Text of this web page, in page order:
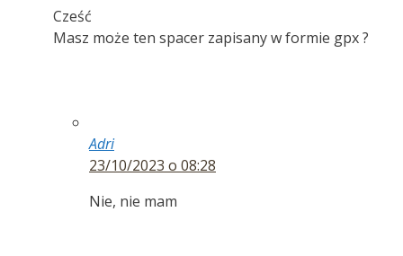
Cześć
Masz może ten spacer zapisany w formie gpx ?
Adri
23/10/2023 o 08:28
Nie, nie mam